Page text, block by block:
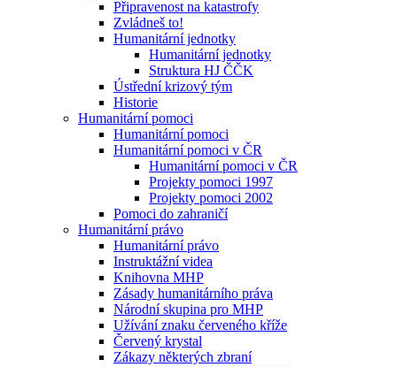
Připravenost na katastrofy
Zvládneš to!
Humanitární jednotky
Humanitární jednotky
Struktura HJ ČČK
Ústřední krizový tým
Historie
Humanitární pomoci
Humanitární pomoci
Humanitární pomoci v ČR
Humanitární pomoci v ČR
Projekty pomoci 1997
Projekty pomoci 2002
Pomoci do zahraničí
Humanitární právo
Humanitární právo
Instruktážní videa
Knihovna MHP
Zásady humanitárního práva
Národní skupina pro MHP
Užívání znaku červeného kříže
Červený krystal
Zákazy některých zbraní